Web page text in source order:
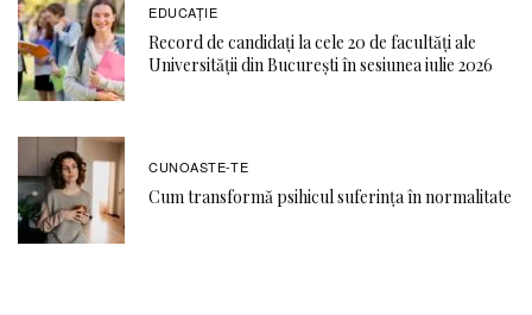
EDUCAŢIE
Record de candidați la cele 20 de facultăți ale
Universității din București în sesiunea iulie 2026
CUNOASTE-TE
Cum transformă psihicul suferința în normalitate